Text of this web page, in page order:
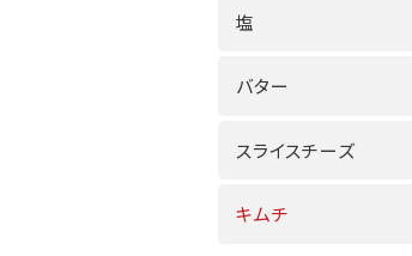
塩
バター
スライスチーズ
キムチ